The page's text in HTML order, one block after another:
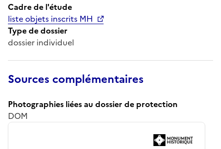
Cadre de l'étude
liste objets inscrits MH
Type de dossier
dossier individuel
Sources complémentaires
Photographies liées au dossier de protection
DOM